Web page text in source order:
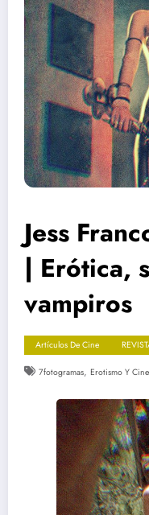
Jess
| Erótica,
vampiros
Artículos De Cine
7fotogramas, Erotismo Y Cine